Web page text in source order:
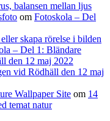
balansen mellan ljus
om Fotoskola – Del
skapa rörelse i bilden
– Del 1: Bländare
den 12 maj 2022
vid Rödhäll den 12 maj
Wallpaper Site om 14
temat natur